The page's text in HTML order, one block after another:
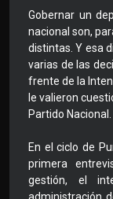
Gobernar un
nacional son,
distintas. Y esa
varias de las
frente de la
le valieron
Partido Nacional.
En el ciclo de
primera
gestión, el